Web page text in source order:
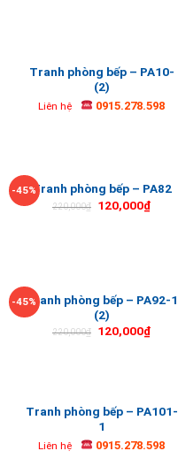
Tranh phòng bếp – PA10-
(2)
Liên hệ 0915.278.598
-45%Tranh phòng bếp – PA82
220,000₫ 120,000₫
-45%Tranh phòng bếp – PA92-1
(2)
220,000₫ 120,000₫
Tranh phòng bếp – PA101-
1
Liên hệ 0915.278.598